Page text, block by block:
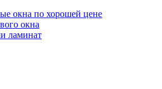
окна по хорошей цене
окна
ламинат